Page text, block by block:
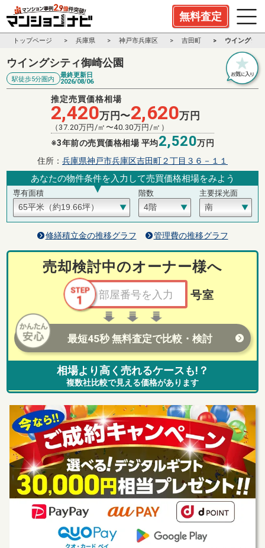
無料査定
トップページ 兵庫県 神戸市兵庫区 吉田町 ウイングシ
ウイングシティ御崎公園
駅徒歩5分圏内
最終更新日
2026/08/06
推定売買価格相場
2,420万円〜2,620万円
（ 37.20万円/㎡〜40.30万円/㎡）
※3年前の売買価格相場 平均2,520万円
住所： 兵庫県神戸市兵庫区吉田町２丁目３６－１１
あなたの物件条件を入力して売買価格相場をみよう
専有面積 階数 主要採光面
修繕積立金の推移グラフ 管理費の推移グラフ
売却検討中のオーナー様へ
号室
最短45秒 無料査定で比較・検討
相場より高く売れるケースも!？
複数社比較で見える価格があります